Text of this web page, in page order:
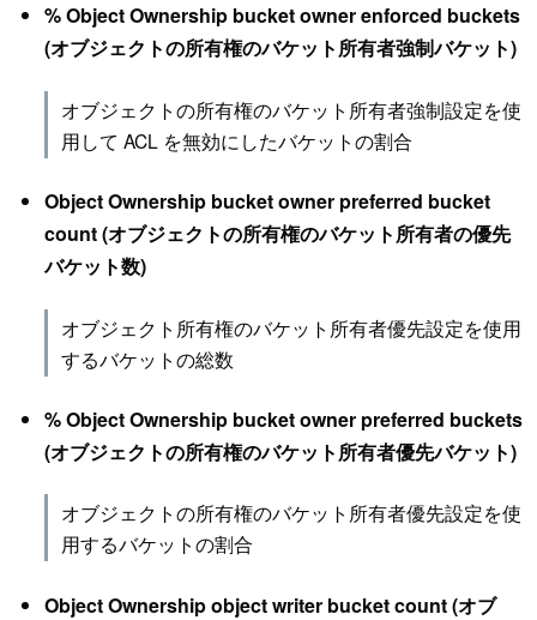
% Object Ownership bucket owner enforced buckets
(オブジェクトの所有権のバケット所有者強制バケット)
オブジェクトの所有権のバケット所有者強制設定を使
用して ACL を無効にしたバケットの割合
Object Ownership bucket owner preferred bucket
count (オブジェクトの所有権のバケット所有者の優先
バケット数)
オブジェクト所有権のバケット所有者優先設定を使用
するバケットの総数
% Object Ownership bucket owner preferred buckets
(オブジェクトの所有権のバケット所有者優先バケット)
オブジェクトの所有権のバケット所有者優先設定を使
用するバケットの割合
Object Ownership object writer bucket count (オブ